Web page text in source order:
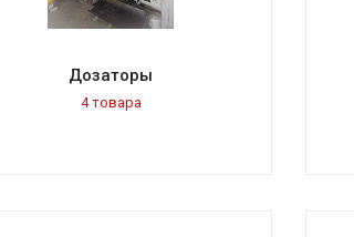
Дозаторы
4 товара